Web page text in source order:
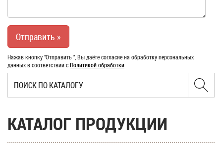
Нажав кнопку "Отправить ", Вы даёте согласие на обработку персональных
данных в соответствии сПолитикой обработки
КАТАЛОГ ПРОДУКЦИИ